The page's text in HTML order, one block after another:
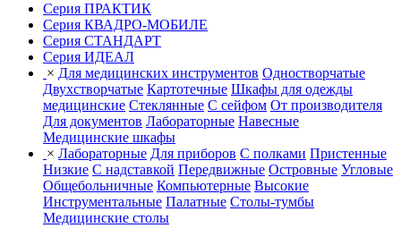
Серия ПРАКТИК
Серия КВАДРО-МОБИЛЕ
Серия СТАНДАРТ
Серия ИДЕАЛ
× Для медицинских инструментов Одностворчатые
Двухстворчатые Картотечные Шкафы для одежды
медицинские Стеклянные С сейфом От производителя
Для документов Лабораторные Навесные
Медицинские шкафы
× Лабораторные Для приборов С полками Пристенные
Низкие С надставкой Передвижные Островные Угловые
Общебольничные Компьютерные Высокие
Инструментальные Палатные Столы-тумбы
Медицинские столы